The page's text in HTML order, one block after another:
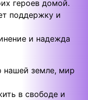
героев домой.
поддержку и
и надежда
нашей земле, мир
в свободе и